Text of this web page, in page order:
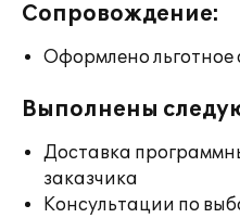
Сопровождение:
Оформлено
Выполнены
Доставка
заказчика
Консультации по